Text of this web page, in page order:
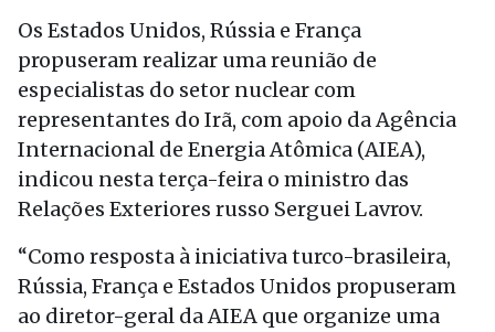
Os Estados Unidos, Rússia e França
propuseram realizar uma reunião de
especialistas do setor nuclear com
representantes do Irã, com apoio da Agência
Internacional de Energia Atômica (AIEA),
indicou nesta terça-feira o ministro das
Relações Exteriores russo Serguei Lavrov.
“Como resposta à iniciativa turco-brasileira,
Rússia, França e Estados Unidos propuseram
ao diretor-geral da AIEA que organize uma